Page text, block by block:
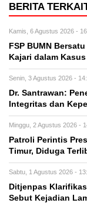
BERITA
Kamis, 6 Agustus 2026 -
FSP BUMN
Kajari dalam
Senin, 3 Agustus 2026 -
Dr. Santrawan:
Integritas dan
Minggu, 2 Agustus 2026 -
Patroli Perintis
Timur, Diduga
Sabtu, 1 Agustus 2026 -
Ditjenpas
Sebut Kejadian